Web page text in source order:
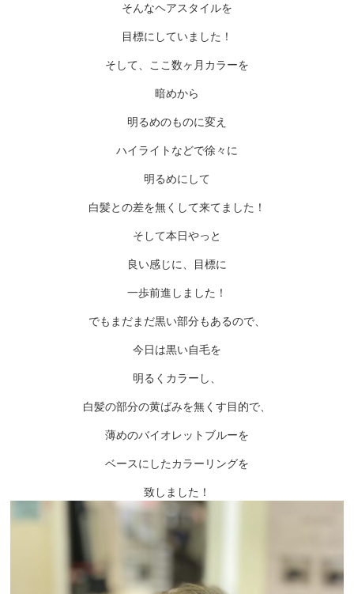
そんなヘアスタイルを
目標にしていました！
そして、ここ数ヶ月カラーを
暗めから
明るめのものに変え
ハイライトなどで徐々に
明るめにして
白髪との差を無くして来てました！
そして本日やっと
良い感じに、目標に
一歩前進しました！
でもまだまだ黒い部分もあるので、
今日は黒い自毛を
明るくカラーし、
白髪の部分の黄ばみを無くす目的で、
薄めのバイオレットブルーを
ベースにしたカラーリングを
致しました！